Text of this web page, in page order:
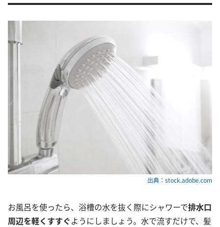
出典：stock.adobe.com
お風呂を使ったら、浴槽の水を抜く際にシャワーで排水口
周辺を軽くすすぐようにしましょう。水で流すだけで、髪